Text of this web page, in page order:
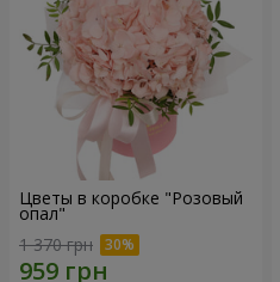
Цветы в коробке "Розовый
опал"
1 370 грн